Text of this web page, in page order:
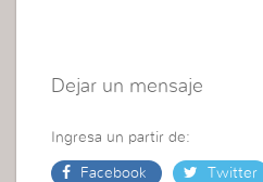
Dejar un mensaje
Ingresa un partir de:
Facebook Twitter